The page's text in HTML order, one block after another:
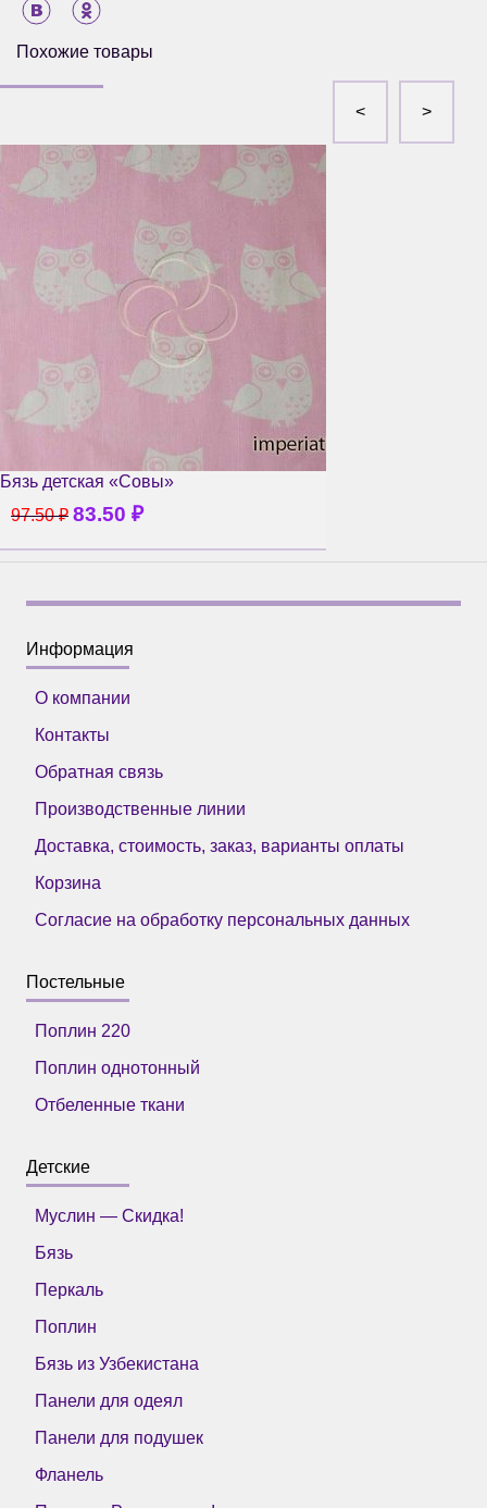
Похожие товары
Бязь детская «Совы»
97.50₽ 83.50 ₽
Информация
О компании
Контакты
Обратная связь
Производственные линии
Доставка, стоимость, заказ, варианты оплаты
Корзина
Согласие на обработку персональных данных
Постельные
Поплин 220
Поплин однотонный
Отбеленные ткани
Детские
Муслин — Скидка!
Бязь
Перкаль
Поплин
Бязь из Узбекистана
Панели для одеял
Панели для подушек
Фланель